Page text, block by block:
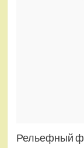
Рельефный